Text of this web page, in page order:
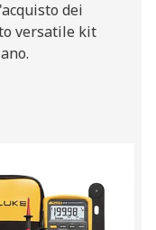
dei
versatile kit